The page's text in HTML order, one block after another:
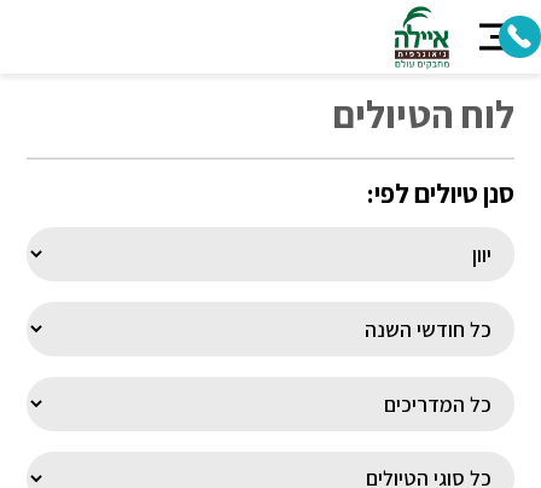
לוח הטיולים
סנן טיולים לפי: